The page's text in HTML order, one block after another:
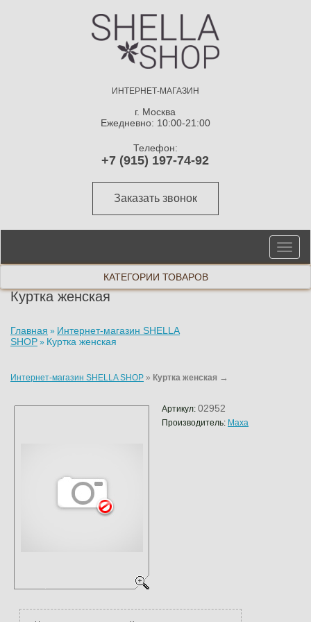
ИНТЕРНЕТ-МАГАЗИН
г. Москва
Ежедневно: 10:00-21:00
Телефон:
+7 (915) 197-74-92
Заказать звонок
КАТЕГОРИИ ТОВАРОВ
Куртка женская
Главная » Интернет-магазин SHELLA
SHOP » Куртка женская
Интернет-магазин SHELLA SHOP » Куртка женская →
Артикул: 02952
Производитель: Maxa